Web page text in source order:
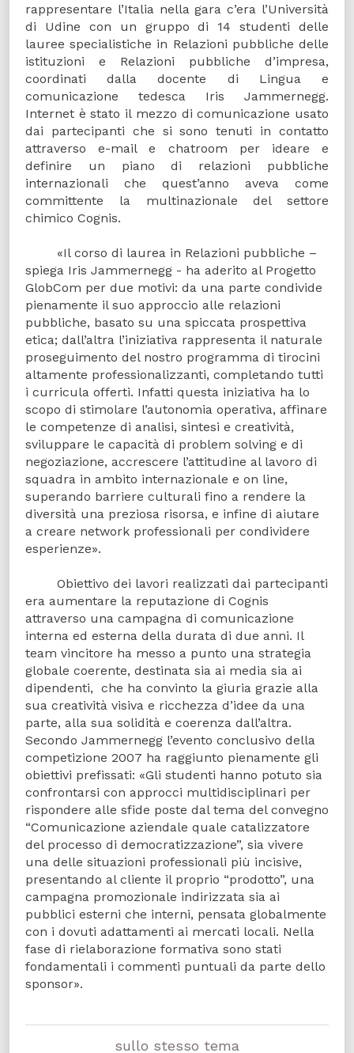
rappresentare l’Italia nella gara c’era l’Università
di Udine con un gruppo di 14 studenti delle
lauree specialistiche in Relazioni pubbliche delle
istituzioni e Relazioni pubbliche d’impresa,
coordinati dalla docente di Lingua e
comunicazione tedesca Iris Jammernegg.
Internet è stato il mezzo di comunicazione usato
dai partecipanti che si sono tenuti in contatto
attraverso e-mail e chatroom per ideare e
definire un piano di relazioni pubbliche
internazionali che quest’anno aveva come
committente la multinazionale del settore
chimico Cognis.
«Il corso di laurea in Relazioni pubbliche –
spiega Iris Jammernegg - ha aderito al Progetto
GlobCom per due motivi: da una parte condivide
pienamente il suo approccio alle relazioni
pubbliche, basato su una spiccata prospettiva
etica; dall’altra l’iniziativa rappresenta il naturale
proseguimento del nostro programma di tirocini
altamente professionalizzanti, completando tutti
i curricula offerti. Infatti questa iniziativa ha lo
scopo di stimolare l’autonomia operativa, affinare
le competenze di analisi, sintesi e creatività,
sviluppare le capacità di problem solving e di
negoziazione, accrescere l’attitudine al lavoro di
squadra in ambito internazionale e on line,
superando barriere culturali fino a rendere la
diversità una preziosa risorsa, e infine di aiutare
a creare network professionali per condividere
esperienze».
Obiettivo dei lavori realizzati dai partecipanti
era aumentare la reputazione di Cognis
attraverso una campagna di comunicazione
interna ed esterna della durata di due anni. Il
team vincitore ha messo a punto una strategia
globale coerente, destinata sia ai media sia ai
dipendenti, che ha convinto la giuria grazie alla
sua creatività visiva e ricchezza d’idee da una
parte, alla sua solidità e coerenza dall’altra.
Secondo Jammernegg l’evento conclusivo della
competizione 2007 ha raggiunto pienamente gli
obiettivi prefissati: «Gli studenti hanno potuto sia
confrontarsi con approcci multidisciplinari per
rispondere alle sfide poste dal tema del convegno
“Comunicazione aziendale quale catalizzatore
del processo di democratizzazione”, sia vivere
una delle situazioni professionali più incisive,
presentando al cliente il proprio “prodotto”, una
campagna promozionale indirizzata sia ai
pubblici esterni che interni, pensata globalmente
con i dovuti adattamenti ai mercati locali. Nella
fase di rielaborazione formativa sono stati
fondamentali i commenti puntuali da parte dello
sponsor».
sullo stesso tema